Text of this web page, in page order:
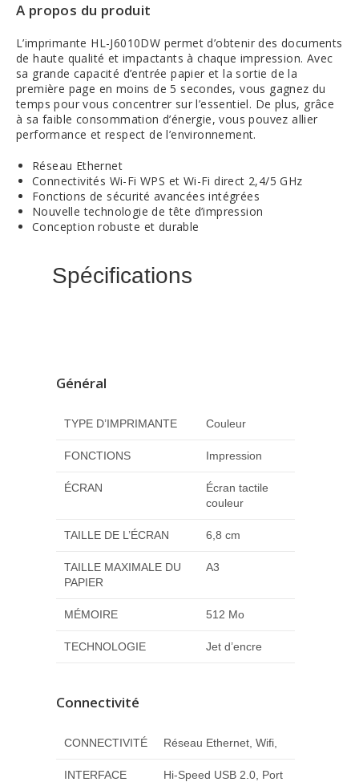
A propos du produit
L’imprimante HL-J6010DW permet d’obtenir des documents
de haute qualité et impactants à chaque impression. Avec
sa grande capacité d’entrée papier et la sortie de la
première page en moins de 5 secondes, vous gagnez du
temps pour vous concentrer sur l’essentiel. De plus, grâce
à sa faible consommation d’énergie, vous pouvez allier
performance et respect de l’environnement.
Réseau Ethernet
Connectivités Wi-Fi WPS et Wi-Fi direct 2,4/5 GHz
Fonctions de sécurité avancées intégrées
Nouvelle technologie de tête d’impression
Conception robuste et durable
Spécifications
Général
TYPE D’IMPRIMANTE Couleur
FONCTIONS Impression
ÉCRAN
Écran tactile
couleur
TAILLE DE L’ÉCRAN 6,8 cm
TAILLE MAXIMALE DU
PAPIER
A3
MÉMOIRE 512 Mo
TECHNOLOGIE Jet d’encre
Connectivité
CONNECTIVITÉ Réseau Ethernet, Wifi,
INTERFACE
Hi-Speed USB 2.0, Port